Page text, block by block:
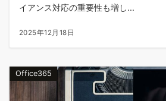
イアンス対応の重要性も増し...
2025年12月18日
Office365